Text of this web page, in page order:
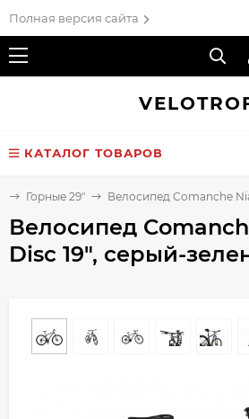
Полная версия сайта
VELO
КАТАЛОГ ТОВАРОВ
Горные 29" Велосипед Comanche
Велосипед
Disc 19", серый-